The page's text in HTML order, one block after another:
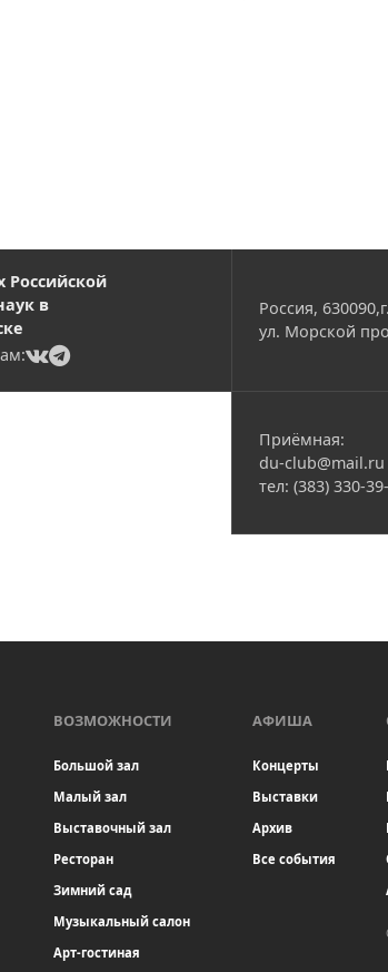
в
(current)
(current)
Россия,
ул. Морской
Приёмная:
du-club@mail.ru
тел: (383) 330-
ВОЗМОЖНОСТИ
Большой зал
Малый зал
Выставочный зал
Ресторан
Зимний сад
Музыкальный салон
Арт-гостиная
АФИША
Концерты
Выставки
Архив
Все события